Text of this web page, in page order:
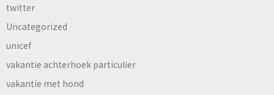
twitter
Uncategorized
unicef
vakantie achterhoek particulier
vakantie met hond